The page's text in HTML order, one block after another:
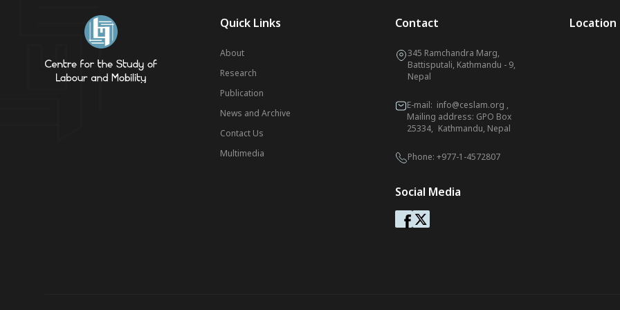
Quick Links
About
Research
Publication
News and Archive
Contact Us
Multimedia
Contact
345 Ramchandra Marg,
Battisputali, Kathmandu - 9,
Nepal
E-mail: info@ceslam.org ,
Mailing address: GPO Box
25334, Kathmandu, Nepal
Phone: +977-1-4572807
Social Media
Location